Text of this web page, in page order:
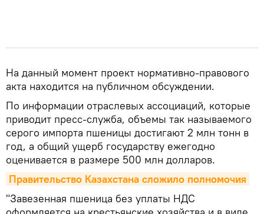
На данный момент проект нормативно-правового
акта находится на публичном обсуждении.
По информации отраслевых ассоциаций, которые
приводит пресс-служба, объемы так называемого
серого импорта пшеницы достигают 2 млн тонн в
год, а общий ущерб государству ежегодно
оценивается в размере 500 млн долларов.
Правительство Казахстана сложило полномочия
"Завезенная пшеница без уплаты НДС